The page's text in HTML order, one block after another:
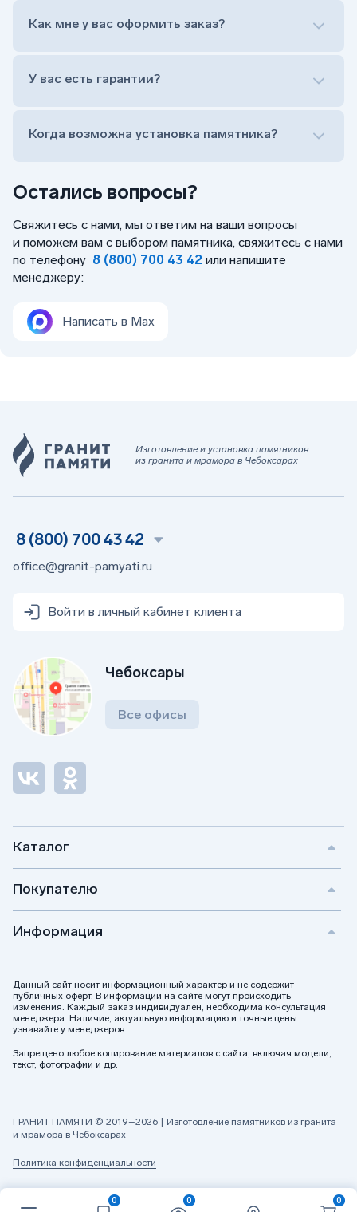
0 0 0
Остались вопросы?
Свяжитесь с нами, мы ответим на ваши вопросы
и поможем вам с выбором памятника, свяжитесь с нами
по телефону 8 (800) 700 43 42 или напишите
менеджеру:
Написать в Max
Оформить заказ удаленно (online)
Заказать бесплатный выезд менеджера на дом
Оформить заказ удаленно (online)
Заказать бесплатный выезд менеджера на дом
Как мне у вас оформить заказ?
У вас есть гарантии?
Когда возможна установка памятника?
Изготовление и установка памятников
из гранита и мрамора в Чебоксарах
Каталог
Покупателю
Информация
Данный сайт носит информационный характер и не содержит
публичных оферт. В информации на сайте могут происходить
изменения. Каждый заказ индивидуален, необходима консультация
менеджера. Наличие, актуальную информацию и точные цены
узнавайте у менеджеров.
Запрещено любое копирование материалов с сайта, включая модели,
текст, фотографии и др.
8 (800) 700 43 42
office@granit-pamyati.ru
Войти в личный кабинет клиента
Чебоксары
Все офисы
ГРАНИТ ПАМЯТИ © 2019–2026 | Изготовление памятников из гранита
и мрамора в Чебоксарах
Политика конфиденциальности